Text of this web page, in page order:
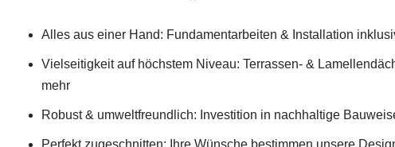
Alles aus einer Hand: Fundamentarbeiten & Installation
Vielseitigkeit auf höchstem Niveau: Terrassen- &
mehr
Robust & umweltfreundlich: Investition in nachhaltige
Perfekt zugeschnitten: Ihre Wünsche bestimmen unsere